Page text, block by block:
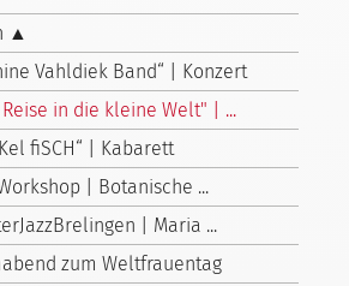
▲
Vahldiek Band“ | Konzert
in die kleine Welt" | ...
fiSCH“ | Kabarett
| Botanische ...
| Maria ...
zum Weltfrauentag